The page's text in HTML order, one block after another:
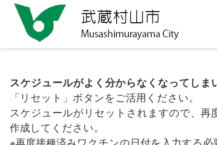
スケジュールがよく分からなくなってしま
「リセット」ボタンをご活用ください。
スケジュールがリセットされますので、再
作成してください。